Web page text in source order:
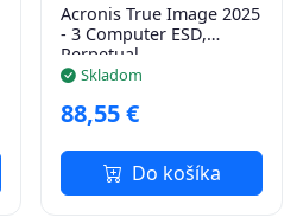
Acronis True Image 2025
- 3 Computer ESD,
Perpetual
Skladom
88,55 €
Do košíka